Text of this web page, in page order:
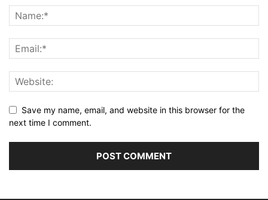
Save my name, email, and website in this browser for the
next time I comment.